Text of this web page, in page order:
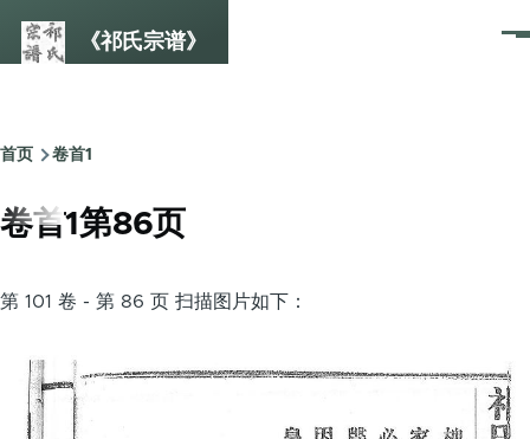
《祁氏宗谱》
菜
面
包
屑
首页 卷首1
卷首1第86页
第 101 卷 - 第 86 页 扫描图片如下：